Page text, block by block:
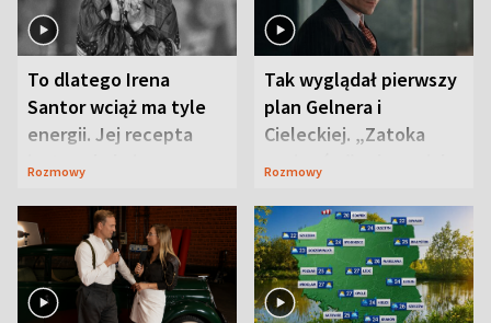
To dlatego Irena
Santor wciąż ma tyle
energii. Jej recepta
jest zaskakująco
Rozmowy
Tak wyglądał pierwszy
plan Gelnera i
Cieleckiej. „Zatoka
szpiegów” od razu ich
Rozmowy